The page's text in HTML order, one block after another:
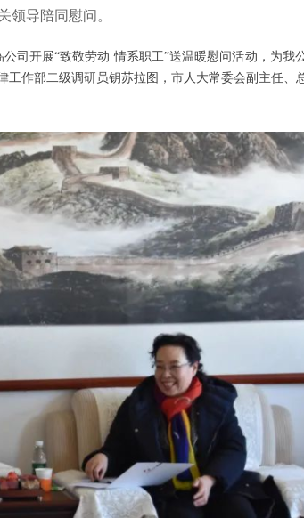
司开展“致敬劳动 情系职工”送温暖慰问活动，为
作部二级调研员钥苏拉图，市人大常委会副主任
领导陪同慰问。